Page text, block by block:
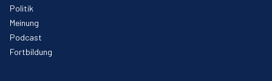
Politik
Meinung
Podcast
Fortbildung